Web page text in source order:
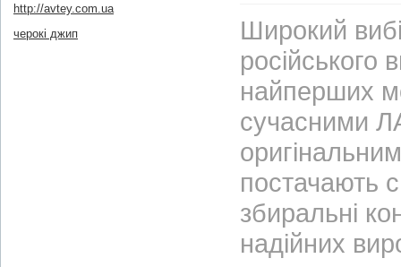
http://avtey.com.ua
черокі джип
Широкий
найперших
сучасними
постачають
збиральні
надійних